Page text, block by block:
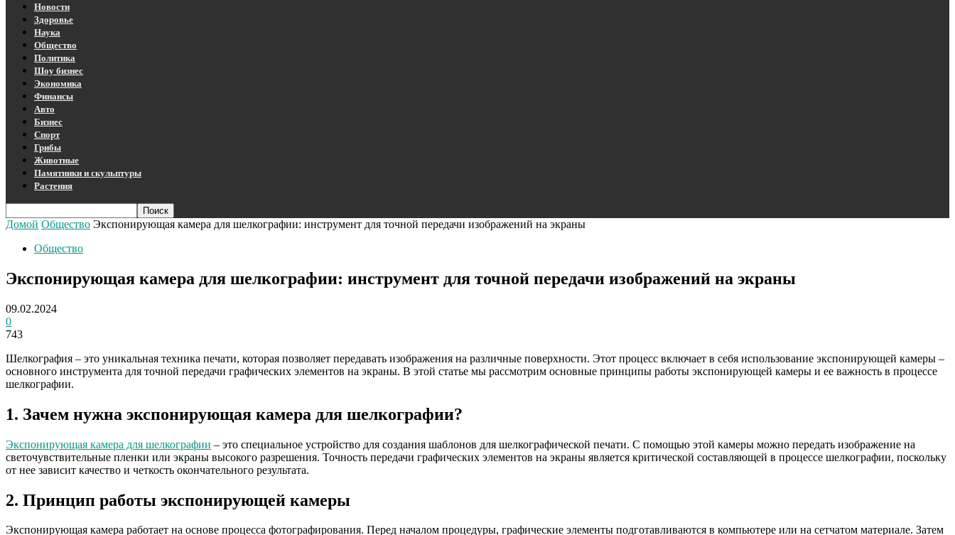
Новости
Здоровье
Наука
Общество
Политика
Шоу бизнес
Экономика
Финансы
Авто
Бизнес
Спорт
Грибы
Животные
Памятники и скульптуры
Растения
Домой Общество Экспонирующая камера для шелкографии: инструмент для точной передачи изображений на экраны
Общество
Экспонирующая камера для шелкографии: инструмент для точной передачи изображений на экраны
09.02.2024
0
743
Шелкография – это уникальная техника печати, которая позволяет передавать изображения на различные поверхности. Этот процесс включает в себя использование экспонирующей камеры –
основного инструмента для точной передачи графических элементов на экраны. В этой статье мы рассмотрим основные принципы работы экспонирующей камеры и ее важность в процессе
шелкографии.
1. Зачем нужна экспонирующая камера для шелкографии?
Экспонирующая камера для шелкографии – это специальное устройство для создания шаблонов для шелкографической печати. С помощью этой камеры можно передать изображение на
светочувствительные пленки или экраны высокого разрешения. Точность передачи графических элементов на экраны является критической составляющей в процессе шелкографии, поскольку
от нее зависит качество и четкость окончательного результата.
2. Принцип работы экспонирующей камеры
Экспонирующая камера работает на основе процесса фотографирования. Перед началом процедуры, графические элементы подготавливаются в компьютере или на сетчатом материале. Затем